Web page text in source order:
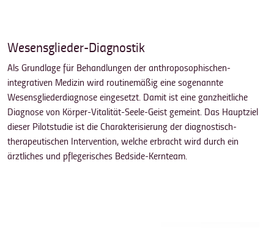
Wesensglieder-Diagnostik
Als Grundlage für Behandlungen der anthroposophischen-
integrativen Medizin wird routinemäßig eine sogenannte
Wesensgliederdiagnose eingesetzt. Damit ist eine ganzheitliche
Diagnose von Körper-Vitalität-Seele-Geist gemeint. Das Hauptziel
dieser Pilotstudie ist die Charakterisierung der diagnostisch-
therapeutischen Intervention, welche erbracht wird durch ein
ärztliches und pflegerisches Bedside-Kernteam.